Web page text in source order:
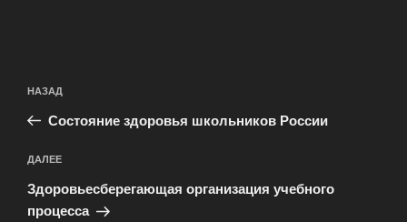
по
записям
Предыдущая
запись:
НАЗАД
Состояние здоровья школьников России
Следующая
запись
ДАЛЕЕ
Здоровьесберегающая организация учебного
процесса